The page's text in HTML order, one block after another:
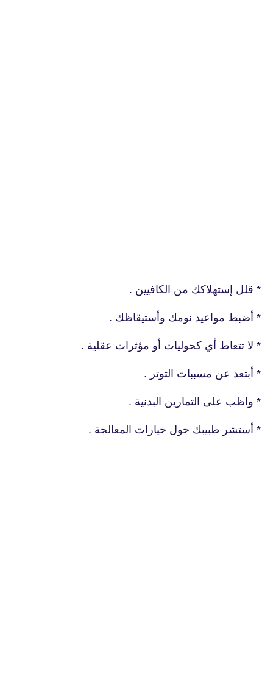
* قلل إستهلاكك من الكافيين .
* أضبط مواعيد نومك وأستيقاظك .
* لا تتعاط أي كحوليات أو مؤثرات عقلية .
* أبتعد عن مسببات التوتر .
* واظب على التمارين البدنية .
* أستشر طبيبك حول خيارات المعالجة .